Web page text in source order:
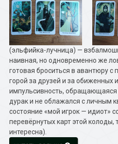
(эльфийка-лучница) —
наивная, но одновременно же
готовая броситься в авантюру с
горой за друзей и за обиженных
импульсивность, обращающаяся
дурак и не облажался с личным
состояние «мой игрок — идиот»
перевёрнутых карт этой колоды,
интересна).